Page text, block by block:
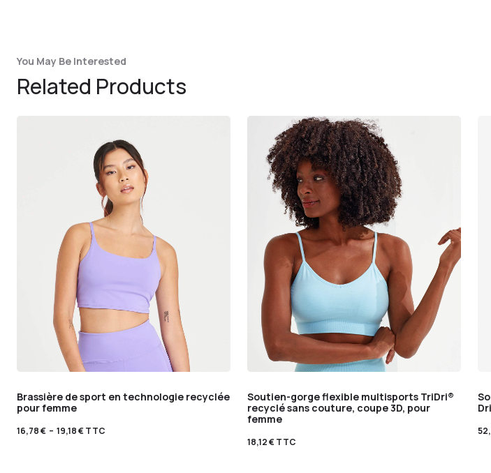
You May Be Interested
Related Products
Brassière de sport en technologie recyclée
pour femme
16,78€ – 19,18€TTC
Soutien-gorge flexible multisports TriDri®
recyclé sans couture, coupe 3D, pour
femme
18,12€TTC